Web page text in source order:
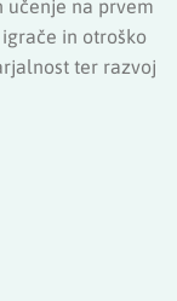
učenje na prvem
in otroško
ter razvoj